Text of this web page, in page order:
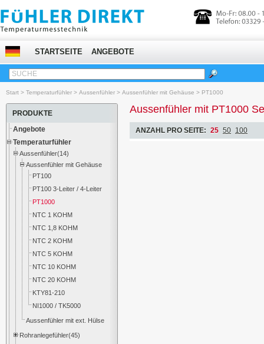
STARTSEITE ANGEBOTE
SUCHE
Start > Temperaturfühler > Aussenfühler > Aussenfühler mit Gehäuse > PT1000
PRODUKTE
Angebote
Temperaturfühler
Aussenfühler(14)
Aussenfühler mit Gehäuse
PT100
PT100 3-Leiter / 4-Leiter
PT1000
NTC 1 KOHM
NTC 1,8 KOHM
NTC 2 KOHM
NTC 5 KOHM
NTC 10 KOHM
NTC 20 KOHM
KTY81-210
NI1000 / TK5000
Aussenfühler mit ext. Hülse
Rohranlegefühler(45)
Aussenfühler mit PT1000
ANZAHL PRO SEITE: 25 50 100